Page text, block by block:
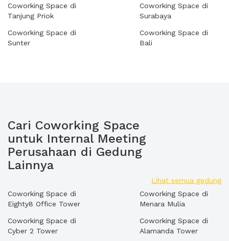
Coworking Space di
Tanjung Priok
Coworking Space di
Sunter
Coworking Space di
Surabaya
Coworking Space di
Bali
Cari Coworking Space
untuk Internal Meeting
Perusahaan di Gedung
Lainnya
Lihat semua gedung
Coworking Space di
Eighty8 Office Tower
Coworking Space di
Cyber 2 Tower
Coworking Space di
Menara Mulia
Coworking Space di
Alamanda Tower